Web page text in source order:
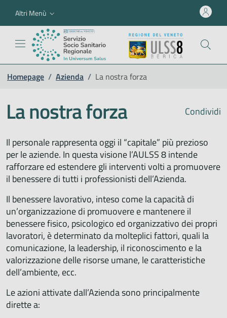
Altri Menù
Homepage / Azienda / La nostra forza
Condividi
La nostra forza
Il personale rappresenta oggi il “capitale” più prezioso
per le aziende. In questa visione l’AULSS 8 intende
rafforzare ed estendere gli interventi volti a promuovere
il benessere di tutti i professionisti dell’Azienda.
Il benessere lavorativo, inteso come la capacità di
un’organizzazione di promuovere e mantenere il
benessere fisico, psicologico ed organizzativo dei propri
lavoratori, è determinato da molteplici fattori, quali la
comunicazione, la leadership, il riconoscimento e la
valorizzazione delle risorse umane, le caratteristiche
dell’ambiente, ecc.
Le azioni attivate dall’Azienda sono principalmente
dirette a: